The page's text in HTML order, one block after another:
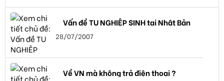
Vấn đề TU NGHIỆP SINH tại Nhật Bản
28/07/2007
Về VN mà không trả điện thoại ?